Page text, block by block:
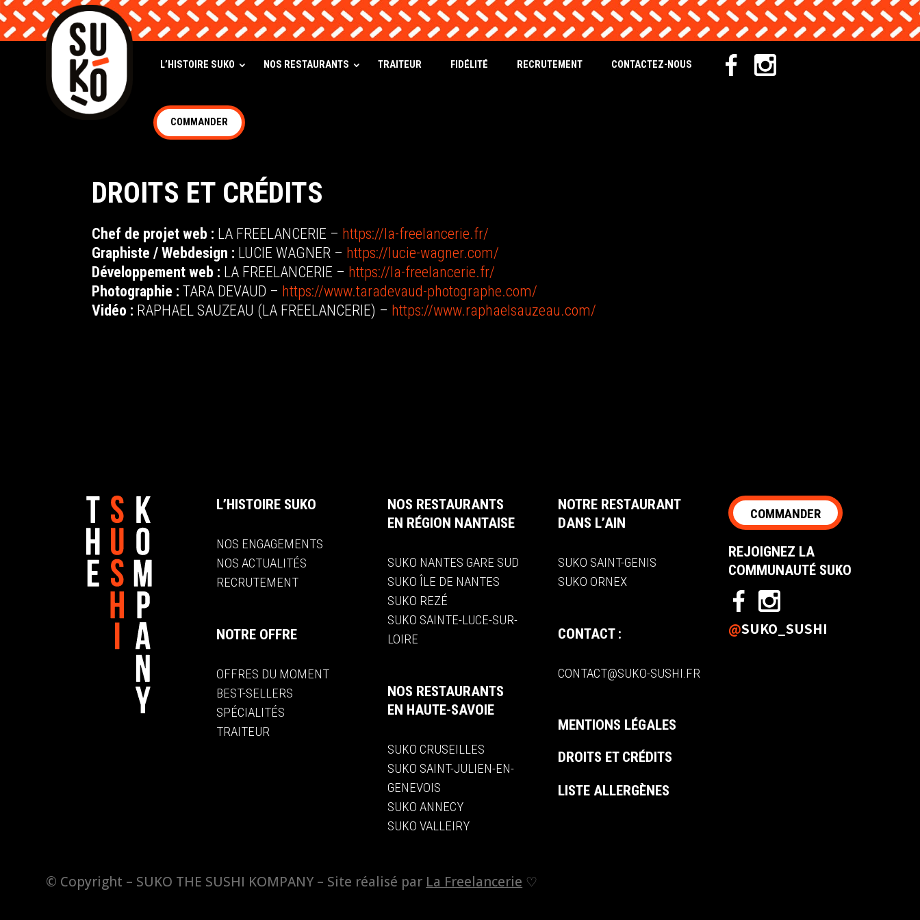
L’HISTOIRE SUKO NOS RESTAURANTS TRAITEUR FIDÉLITÉ RECRUTEMENT CONTACTEZ-NOUS
COMMANDER
DROITS ET CRÉDITS
Chef de projet web : LA FREELANCERIE – https://la-freelancerie.fr/
Graphiste / Webdesign : LUCIE WAGNER – https://lucie-wagner.com/
Développement web : LA FREELANCERIE – https://la-freelancerie.fr/
Photographie :TARA DEVAUD – https://www.taradevaud-photographe.com/
Vidéo : RAPHAEL SAUZEAU (LA FREELANCERIE) – https://www.raphaelsauzeau.com/
L’HISTOIRE SUKO
NOS ENGAGEMENTS
NOS ACTUALITÉS
RECRUTEMENT
NOTRE OFFRE
OFFRES DU MOMENT
BEST-SELLERS
SPÉCIALITÉS
TRAITEUR
NOS RESTAURANTS
EN RÉGION NANTAISE
SUKO NANTES GARE SUD
SUKO ÎLE DE NANTES
SUKO REZÉ
SUKO SAINTE-LUCE-SUR-
LOIRE
NOS RESTAURANTS
EN HAUTE-SAVOIE
SUKO CRUSEILLES
SUKO SAINT-JULIEN-EN-
GENEVOIS
SUKO ANNECY
SUKO VALLEIRY
NOTRE RESTAURANT
DANS L’AIN
SUKO SAINT-GENIS
SUKO ORNEX
CONTACT :
CONTACT@SUKO-SUSHI.FR
MENTIONS LÉGALES
DROITS ET CRÉDITS
LISTE ALLERGÈNES
COMMANDER
REJOIGNEZ LA
COMMUNAUTÉ SUKO
@SUKO_SUSHI
© Copyright – SUKO THE SUSHI KOMPANY – Site réalisé par La Freelancerie ♡